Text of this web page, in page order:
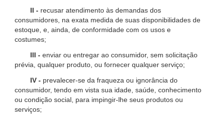
II - recusar atendimento às demandas dos
consumidores, na exata medida de suas disponibilidades de
estoque, e, ainda, de conformidade com os usos e
costumes;
III - enviar ou entregar ao consumidor, sem solicitação
prévia, qualquer produto, ou fornecer qualquer serviço;
IV - prevalecer-se da fraqueza ou ignorância do
consumidor, tendo em vista sua idade, saúde, conhecimento
ou condição social, para impingir-lhe seus produtos ou
serviços;